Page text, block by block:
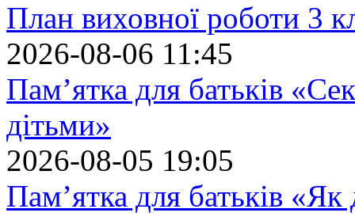
План виховної роботи 3
2026-08-06 11:45
Пам’ятка для батьків
дітьми»
2026-08-05 19:05
Пам’ятка для батьків